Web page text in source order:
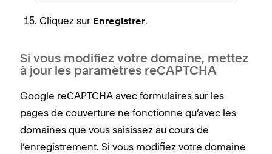
Cliquez sur Enregistrer.
Si vous modifiez votre domaine, mettez
à jour les paramètres reCAPTCHA
Google reCAPTCHA avec formulaires sur les
pages de couverture ne fonctionne qu’avec les
domaines que vous saisissez au cours de
l’enregistrement. Si vous modifiez votre domaine